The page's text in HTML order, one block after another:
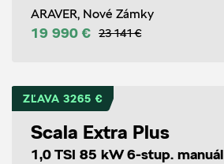
ARAVER, Nové Zámky
19 990 € 23 141 €
ZĽAVA 3265 €
Scala Extra Plus
1,0 TSI 85 kW 6-stup. manuál